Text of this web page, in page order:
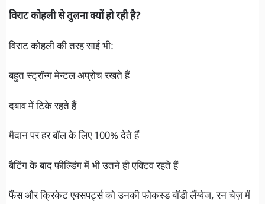
विराट कोहली से तुलना क्यों हो रही है?
विराट कोहली की तरह साई भी:
बहुत स्ट्रॉन्ग मेन्टल अप्रोच रखते हैं
दबाव में टिके रहते हैं
मैदान पर हर बॉल के लिए 100% देते हैं
बैटिंग के बाद फील्डिंग में भी उतने ही एक्टिव रहते हैं
फैंस और क्रिकेट एक्सपर्ट्स को उनकी फोकस्ड बॉडी लैंग्वेज, रन चेज़ में